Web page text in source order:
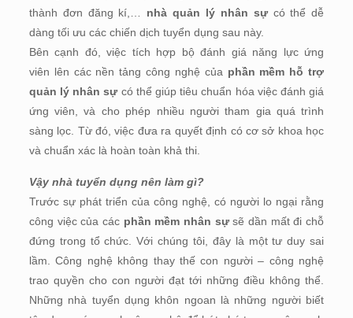
thành đơn đăng kí,… nhà quản lý nhân sựcó thể dễ
dàng tối ưu các chiến dịch tuyển dụng sau này.
Bên cạnh đó, việc tích hợp bộ đánh giá năng lực ứng
viên lên các nền tảng công nghệ của phần mềm hỗ trợ
quản lý nhân sự có thể giúp tiêu chuẩn hóa việc đánh giá
ứng viên, và cho phép nhiều người tham gia quá trình
sàng lọc. Từ đó, việc đưa ra quyết định có cơ sở khoa học
và chuẩn xác là hoàn toàn khả thi.
Vậy nhà tuyển dụng nên làm gì?
Trước sự phát triển của công nghệ, có người lo ngại rằng
công việc của các phần mềm nhân sựsẽ dần mất đi chỗ
đứng trong tổ chức. Với chúng tôi, đây là một tư duy sai
lầm. Công nghệ không thay thế con người – công nghệ
trao quyền cho con người đạt tới những điều không thể.
Những nhà tuyển dụng khôn ngoan là những người biết